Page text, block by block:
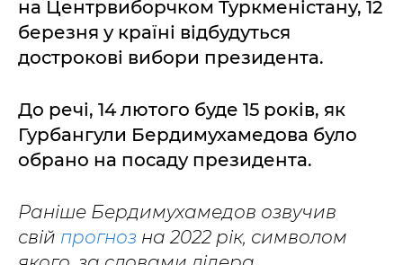
на Центрвиборчком Туркменістану, 12
березня у країні відбудуться
дострокові вибори президента.
До речі, 14 лютого буде 15 років, як
Гурбангули Бердимухамедова було
обрано на посаду президента.
Раніше Бердимухамедов озвучив
свій прогноз на 2022 рік, символом